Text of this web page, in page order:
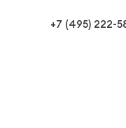
+7 (495) 222-